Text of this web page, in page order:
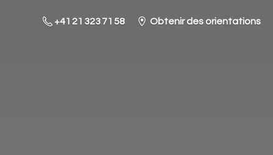
+41 21 323 71 58 Obtenir des orientations